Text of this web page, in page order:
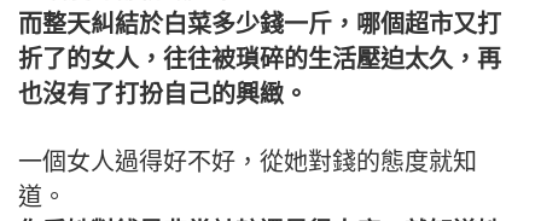
而整天糾結於白菜多少錢一斤，哪個超市又打
折了的女人，往往被瑣碎的生活壓迫太久，再
也沒有了打扮自己的興緻。
一個女人過得好不好，從她對錢的態度就知
道。